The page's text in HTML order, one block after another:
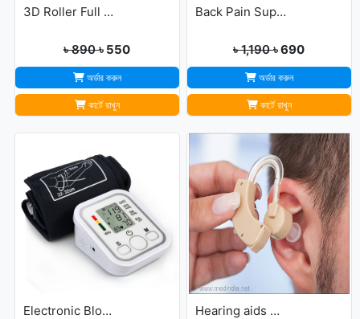
3D Roller Full Body Massager
৳ 890৳ 550
অর্ডার করুন
কার্টে রাখুন
Back Pain Support Belt For Men & Womens
৳ 1,190৳ 690
অর্ডার করুন
কার্টে রাখুন
Electronic Blood Pressure Monitor Hearing aids may help improve brain function